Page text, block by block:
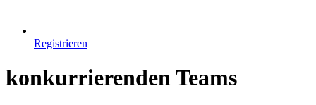
Registrieren
konkurrierenden Teams